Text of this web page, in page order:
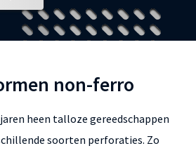
non-ferro
heen talloze gereedschappen
soorten perforaties. Zo